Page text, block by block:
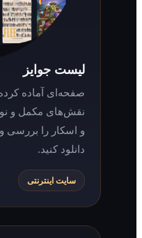
لیست جوایز
صفحه‌ای آماده کرده‌ایم که
نقش‌های مکمل و نوع جایزه
و اسکار را بررسی و همان
سایت اینترنتی